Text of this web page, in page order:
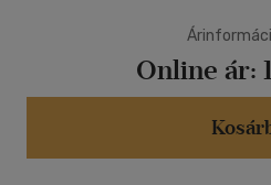
megváltoztatja? ,,Ahogy
árnyékom megnyúlt előttem a
állt, mint egy viharfelhő, ami
Online ár: